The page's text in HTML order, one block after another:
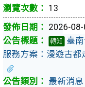
13
2026-08-
轉知
臺
服務方案：漫遊古都
最新消息